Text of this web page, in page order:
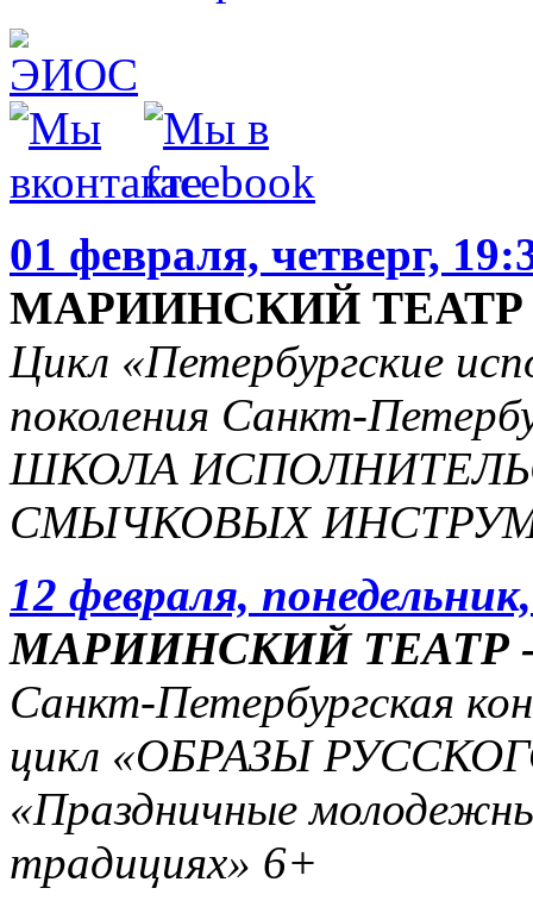
01 февраля, четверг,
МАРИИНСКИЙ ТЕАТР
Цикл «Петербургские
поколения Санкт-
ШКОЛА
СМЫЧКОВЫХ
12 февраля,
МАРИИНСКИЙ ТЕАТР -
Санкт-Петербургская
цикл «ОБРАЗЫ
«Праздничные
традициях» 6+